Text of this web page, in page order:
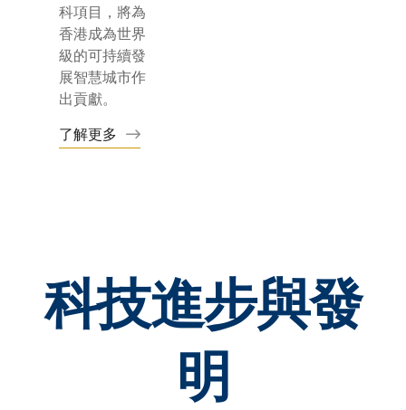
科項目，將為
香港成為世界
級的可持續發
展智慧城市作
出貢獻。
了解更多
科技進步與發
明